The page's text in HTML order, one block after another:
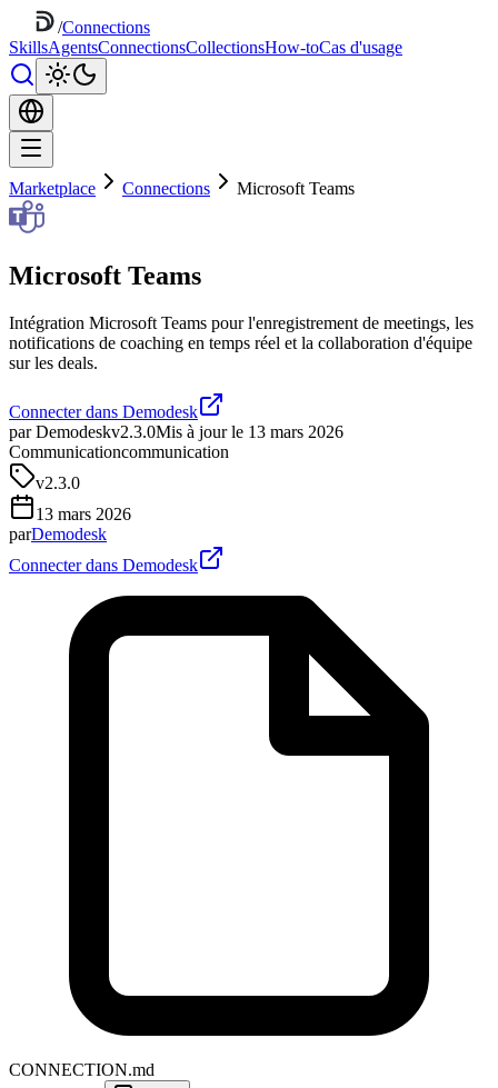
/Connections
SkillsAgentsConnectionsCollectionsHow-toCas d'usage
Marketplace Connections Microsoft Teams
Microsoft Teams
Intégration Microsoft Teams pour l'enregistrement de meetings, les
notifications de coaching en temps réel et la collaboration d'équipe
sur les deals.
Connecter dans Demodesk
par Demodeskv2.3.0Mis à jour le 13 mars 2026
Communicationcommunication
v2.3.0
13 mars 2026
parDemodesk
Connecter dans Demodesk
CONNECTION.md